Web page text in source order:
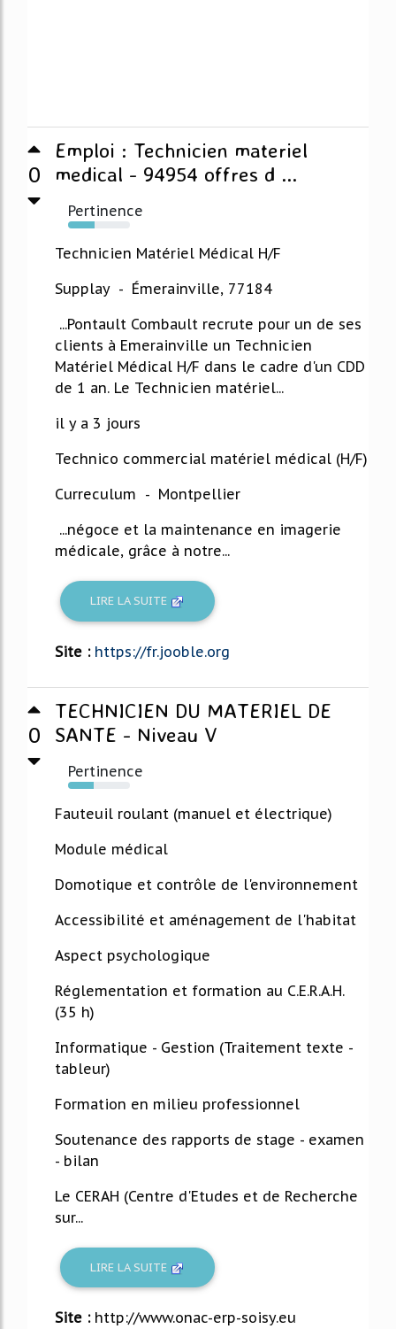
0
Emploi : Technicien materiel
medical - 94954 offres d ...
Pertinence
43%
Technicien Matériel Médical H/F
Supplay - Émerainville, 77184
...Pontault Combault recrute pour un de ses
clients à Emerainville un Technicien
Matériel Médical H/F dans le cadre d'un CDD
de 1 an. Le Technicien matériel...
il y a 3 jours
Technico commercial matériel médical (H/F)
Curreculum - Montpellier
...négoce et la maintenance en imagerie
médicale, grâce à notre...
LIRE LA SUITE
Site : https://fr.jooble.org
0
TECHNICIEN DU MATERIEL DE
SANTE - Niveau V
Pertinence
42%
Fauteuil roulant (manuel et électrique)
Module médical
Domotique et contrôle de l'environnement
Accessibilité et aménagement de l'habitat
Aspect psychologique
Réglementation et formation au C.E.R.A.H.
(35 h)
Informatique - Gestion (Traitement texte -
tableur)
Formation en milieu professionnel
Soutenance des rapports de stage - examen
- bilan
Le CERAH (Centre d'Etudes et de Recherche
sur...
LIRE LA SUITE
Site : http://www.onac-erp-soisy.eu